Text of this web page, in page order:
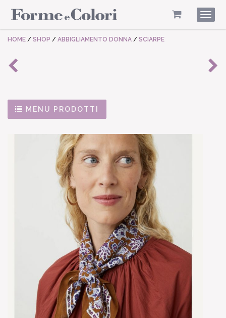
HOME / SHOP / ABBIGLIAMENTO DONNA / SCIARPE
MENU PRODOTTI